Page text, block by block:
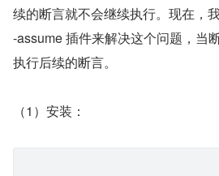
续的断言就不会继续执行。现在，
-assume 插件来解决这个问题，当
执行后续的断言。
（1）安装：